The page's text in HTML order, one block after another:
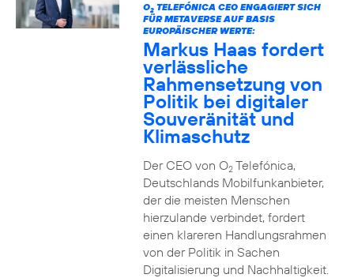
O2TELEFÓNICA CEO ENGAGIERT SICH
FÜR METAVERSE AUF BASIS
EUROPÄISCHER WERTE:
Markus Haas fordert
verlässliche
Rahmensetzung von
Politik bei digitaler
Souveränität und
Klimaschutz
Der CEO von O2Telefónica,
Deutschlands Mobilfunkanbieter,
der die meisten Menschen
hierzulande verbindet, fordert
einen klareren Handlungsrahmen
von der Politik in Sachen
Digitalisierung und Nachhaltigkeit.